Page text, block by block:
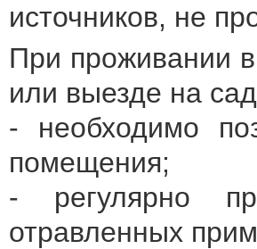
источников, не
При проживании
или выезде на
- необходимо
помещения;
- регулярно
отравленных